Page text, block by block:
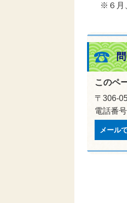
※６月
このペ
〒306-
電話番
メール